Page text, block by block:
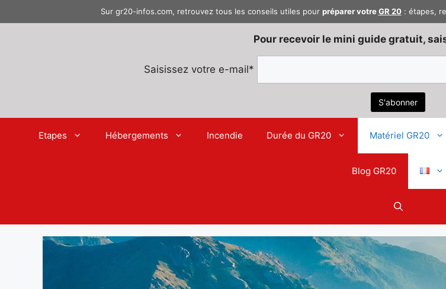
au
Sur gr20-infos.com, retrouvez tous les conseils utiles pour préparer votreGR 20: étapes,
Pour recevoir le mini guide gratuit,
Saisissez votre e-mail*
Etapes Hébergements Incendie Durée du GR20 Matériel GR20
Blog GR20